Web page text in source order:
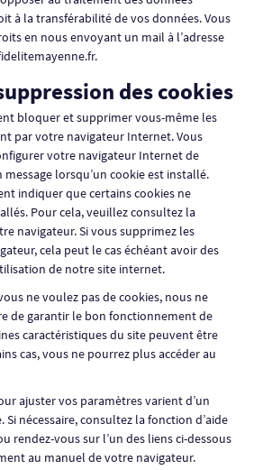
à la transférabilité de vos données. Vous
en nous envoyant un mail à l’adresse
des cookies
bloquer et supprimer vous-même les
par votre navigateur Internet. Vous
votre navigateur Internet de
message lorsqu’un cookie est installé.
indiquer que certains cookies ne
Pour cela, veuillez consultez la
navigateur. Si vous supprimez les
cela peut le cas échéant avoir des
de notre site internet.
ne voulez pas de cookies, nous ne
de garantir le bon fonctionnement de
caractéristiques du site peuvent être
cas, vous ne pourrez plus accéder au
ajuster vos paramètres varient d’un
nécessaire, consultez la fonction d’aide
rendez-vous sur l’un des liens ci-dessous
au manuel de votre navigateur.